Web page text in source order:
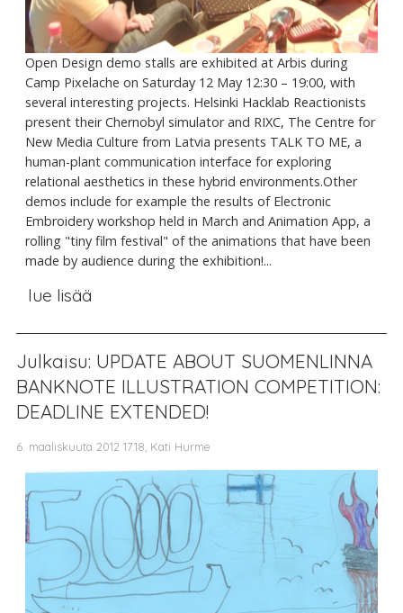
Open Design demo stalls are exhibited at Arbis during
Camp Pixelache on Saturday 12 May 12:30 – 19:00, with
several interesting projects. Helsinki Hacklab Reactionists
present their Chernobyl simulator and RIXC, The Centre for
New Media Culture from Latvia presents TALK TO ME, a
human-plant communication interface for exploring
relational aesthetics in these hybrid environments.Other
demos include for example the results of Electronic
Embroidery workshop held in March and Animation App, a
rolling "tiny film festival" of the animations that have been
made by audience during the exhibition!...
lue lisää
Julkaisu: UPDATE ABOUT SUOMENLINNA
BANKNOTE ILLUSTRATION COMPETITION:
DEADLINE EXTENDED!
6. maaliskuuta 2012 17.18, Kati Hurme